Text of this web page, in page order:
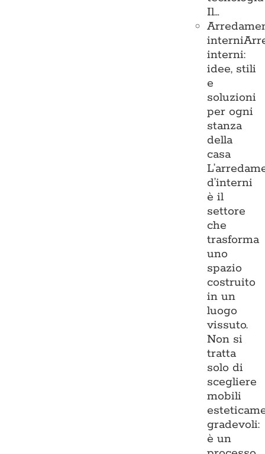
Il…
interni
interni:
idee, stili
e
soluzioni
per ogni
stanza
della
casa
d’interni
è il
settore
che
trasforma
uno
spazio
costruito
in un
luogo
vissuto.
Non si
tratta
solo di
scegliere
mobili
gradevoli:
è un